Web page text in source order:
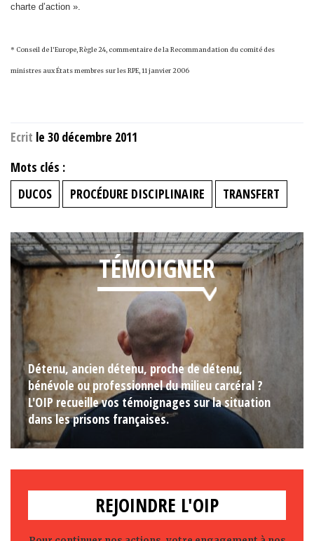
charte d’action ».
* Conseil de l’Europe, Règle 24, commentaire de la Recommandation du comité des
ministres aux États membres sur les RPE, 11 janvier 2006
Ecrit le 30 décembre 2011
Mots clés :
DUCOS
PROCÉDURE DISCIPLINAIRE TRANSFERT
TÉMOIGNER
Détenu, ancien détenu, proche de détenu,
bénévole ou professionnel du milieu carcéral ?
L'OIP recueille vos témoignages sur la situation
dans les prisons françaises.
REJOINDRE L'OIP